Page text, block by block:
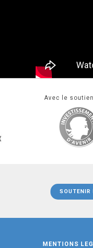
Avec le
SOUTENIR
MENTIONS